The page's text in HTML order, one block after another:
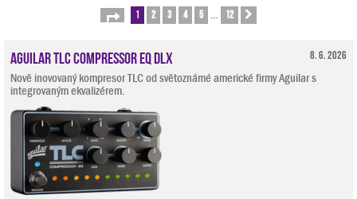
Stránka 1z 12
1 2 3 4 5 12
8. 6. 2026
Aguilar TLC Compressor EQ DLX
Nově inovovaný kompresor TLC od světoznámé americké firmy Aguilar s
integrovaným ekvalizérem.